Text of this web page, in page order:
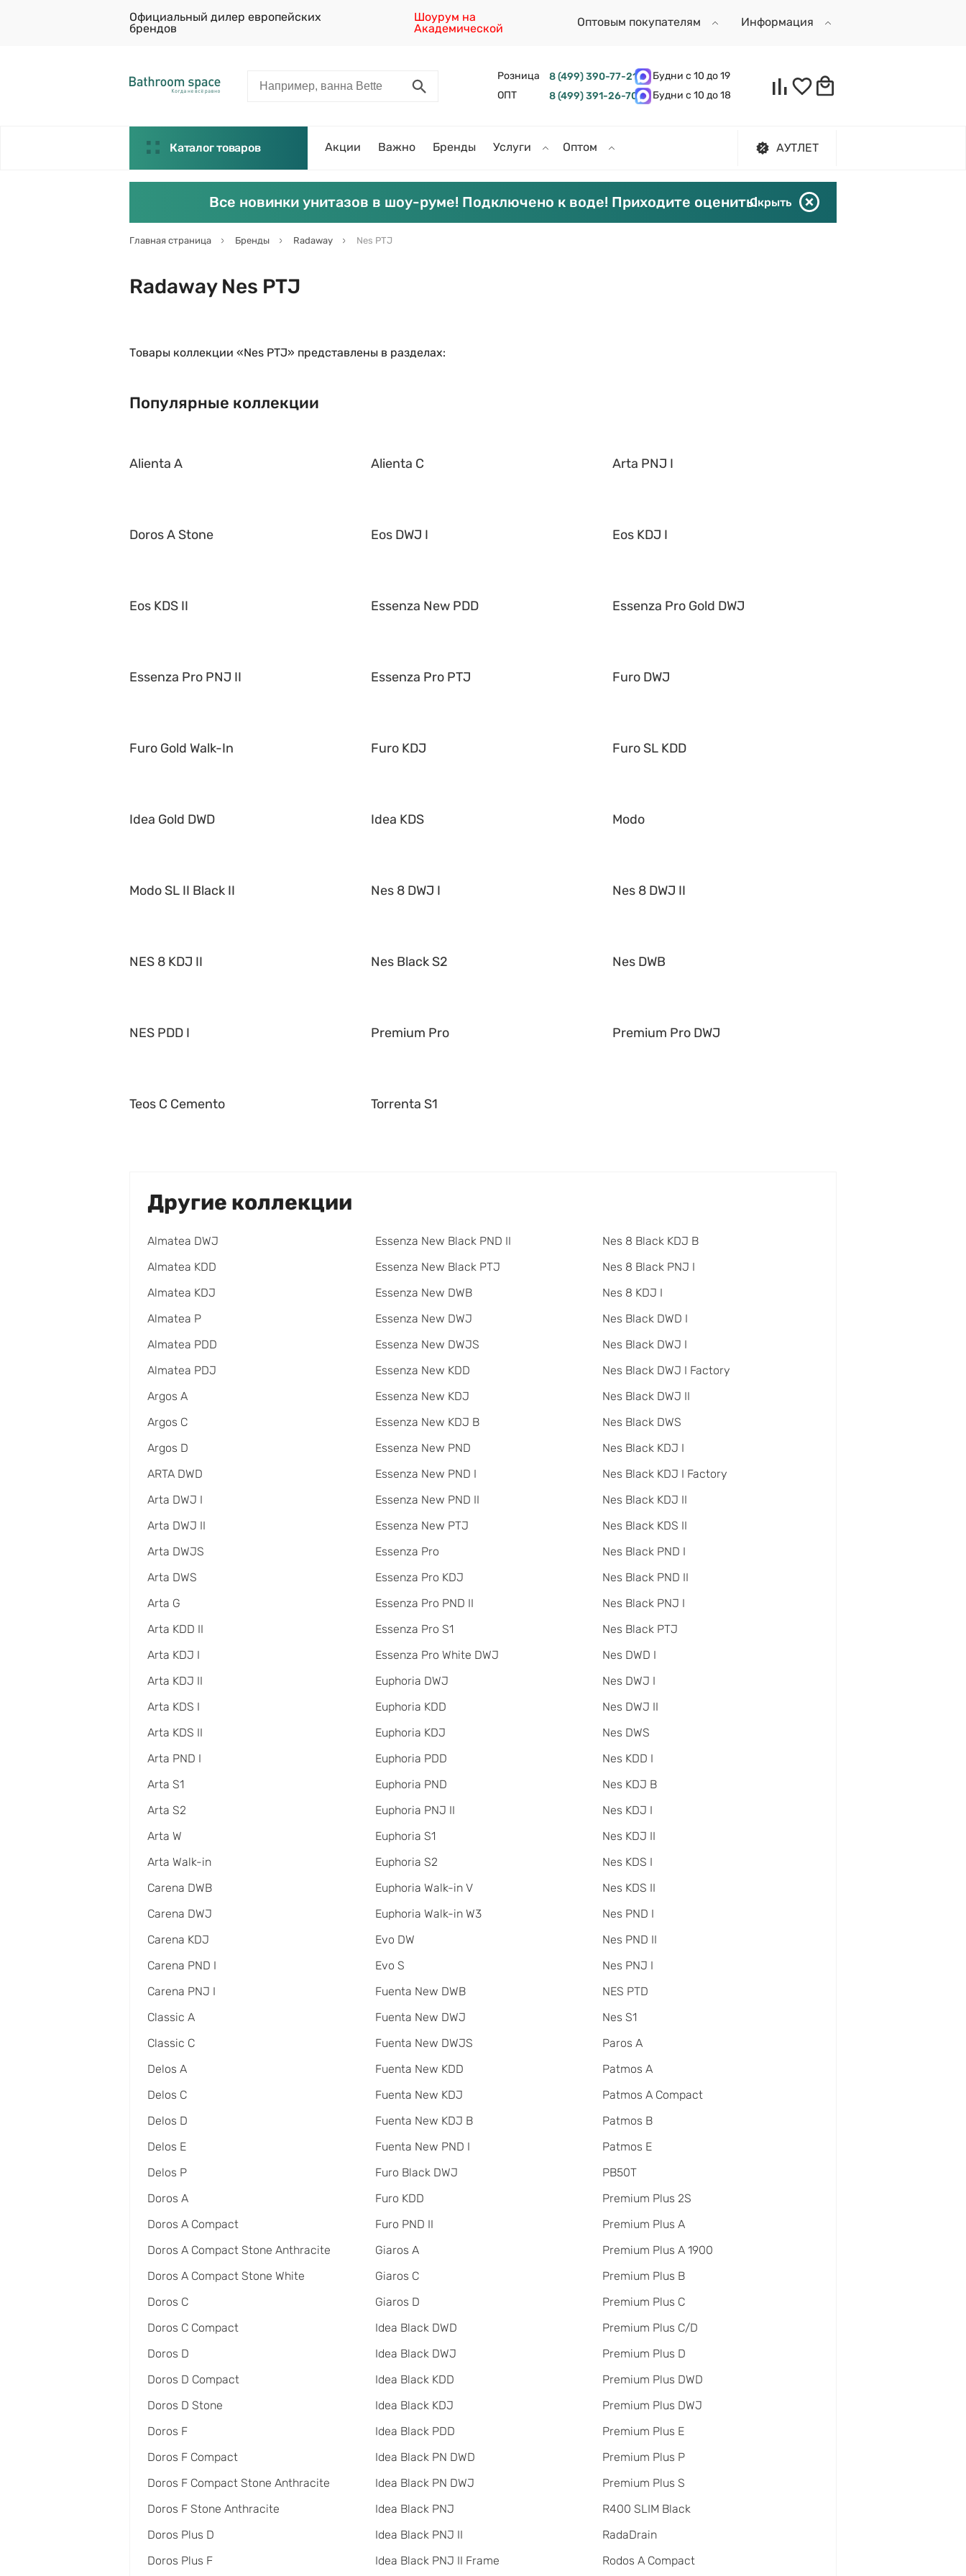
Официальный дилер европейских
брендов
Шоурум на
Академической
Оптовым покупателям Информация
Розница 8 (499) 390-77-21
Будни с 10 до 19
ОПТ
8 (499) 391-26-70 Будни с 10 до 18
Каталог товаров Акции Важно Бренды Услуги Оптом АУТЛЕТ
Все новинки унитазов в шоу-руме! Подключено к воде! Приходите оценить!Скрыть
Главная страница Бренды Radaway Nes PTJ
Radaway Nes PTJ
Товары коллекции «Nes PTJ» представлены в разделах:
Популярные коллекции
Alienta A Alienta C Arta PNJ I
Doros A Stone Eos DWJ I Eos KDJ I
Eos KDS II Essenza New PDD Essenza Pro Gold DWJ
Essenza Pro PNJ II Essenza Pro PTJ Furo DWJ
Furo Gold Walk-In Furo KDJ Furo SL KDD
Idea Gold DWD Idea KDS Modo
Modo SL II Black II Nes 8 DWJ I Nes 8 DWJ II
NES 8 KDJ II Nes Black S2 Nes DWB
NES PDD I Premium Pro Premium Pro DWJ
Teos C Cemento Torrenta S1
Другие коллекции
Almatea DWJ
Almatea KDD
Almatea KDJ
Almatea P
Almatea PDD
Almatea PDJ
Argos A
Argos C
Argos D
ARTA DWD
Arta DWJ I
Arta DWJ II
Arta DWJS
Arta DWS
Arta G
Arta KDD II
Arta KDJ I
Arta KDJ II
Arta KDS I
Arta KDS II
Arta PND I
Arta S1
Arta S2
Arta W
Arta Walk-in
Carena DWB
Carena DWJ
Carena KDJ
Carena PND I
Carena PNJ I
Classic A
Classic C
Delos A
Delos C
Delos D
Delos E
Delos P
Doros A
Doros A Compact
Doros A Compact Stone Anthracite
Doros A Compact Stone White
Doros C
Doros C Compact
Doros D
Doros D Compact
Doros D Stone
Doros F
Doros F Compact
Doros F Compact Stone Anthracite
Doros F Stone Anthracite
Doros Plus D
Doros Plus F
Essenza New Black PND II
Essenza New Black PTJ
Essenza New DWB
Essenza New DWJ
Essenza New DWJS
Essenza New KDD
Essenza New KDJ
Essenza New KDJ B
Essenza New PND
Essenza New PND I
Essenza New PND II
Essenza New PTJ
Essenza Pro
Essenza Pro KDJ
Essenza Pro PND II
Essenza Pro S1
Essenza Pro White DWJ
Euphoria DWJ
Euphoria KDD
Euphoria KDJ
Euphoria PDD
Euphoria PND
Euphoria PNJ II
Euphoria S1
Euphoria S2
Euphoria Walk-in V
Euphoria Walk-in W3
Evo DW
Evo S
Fuenta New DWB
Fuenta New DWJ
Fuenta New DWJS
Fuenta New KDD
Fuenta New KDJ
Fuenta New KDJ B
Fuenta New PND I
Furo Black DWJ
Furo KDD
Furo PND II
Giaros A
Giaros C
Giaros D
Idea Black DWD
Idea Black DWJ
Idea Black KDD
Idea Black KDJ
Idea Black PDD
Idea Black PN DWD
Idea Black PN DWJ
Idea Black PNJ
Idea Black PNJ II
Idea Black PNJ II Frame
Nes 8 Black KDJ B
Nes 8 Black PNJ I
Nes 8 KDJ I
Nes Black DWD I
Nes Black DWJ I
Nes Black DWJ I Factory
Nes Black DWJ II
Nes Black DWS
Nes Black KDJ I
Nes Black KDJ I Factory
Nes Black KDJ II
Nes Black KDS II
Nes Black PND I
Nes Black PND II
Nes Black PNJ I
Nes Black PTJ
Nes DWD I
Nes DWJ I
Nes DWJ II
Nes DWS
Nes KDD I
Nes KDJ B
Nes KDJ I
Nes KDJ II
Nes KDS I
Nes KDS II
Nes PND I
Nes PND II
Nes PNJ I
NES PTD
Nes S1
Paros A
Patmos A
Patmos A Compact
Patmos B
Patmos E
PB50T
Premium Plus 2S
Premium Plus A
Premium Plus A 1900
Premium Plus B
Premium Plus C
Premium Plus C/D
Premium Plus D
Premium Plus DWD
Premium Plus DWJ
Premium Plus E
Premium Plus P
Premium Plus S
R400 SLIM Black
RadаDrain
Rodos A Compact